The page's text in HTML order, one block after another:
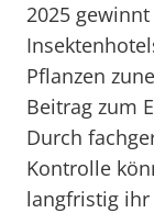
2025
Pflanzen
Beitrag zum
Durch
Kontrolle
langfristig